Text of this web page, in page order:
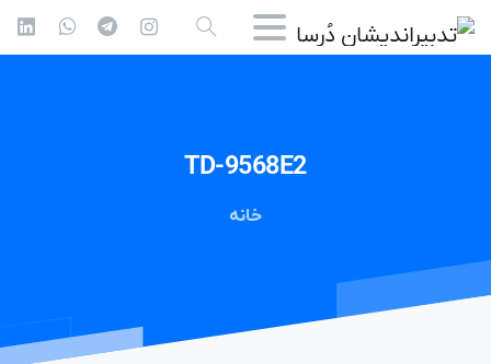
TD-9568E2
خانه